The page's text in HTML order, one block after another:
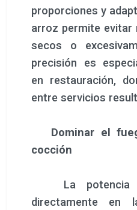
proporciones y
arroz permite evitar
secos o
precisión es
en restauración,
entre servicios
Dominar el
cocción
La potencia
directamente en